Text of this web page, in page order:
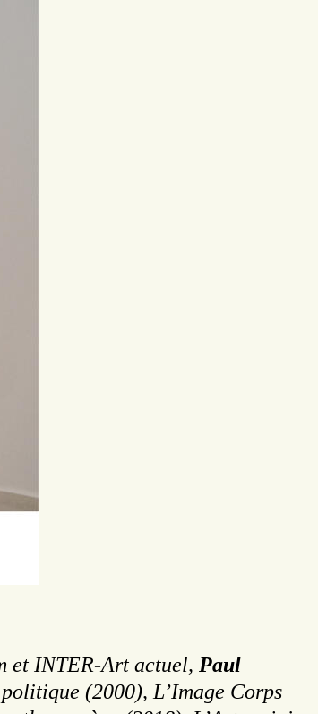
et INTER-Art actuel, Paul
(2000), L’Image Corps